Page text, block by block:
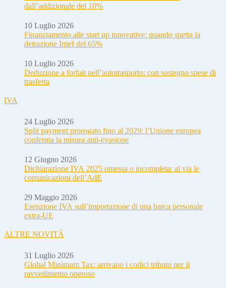
dall’addizionale del 10%
10 Luglio 2026
Finanziamento alle start up innovative: quando spetta la
detrazione Irpef del 65%
10 Luglio 2026
Deduzione a forfait nell’autotrasporto: con sostegno spese di
trasferta
IVA
24 Luglio 2026
Split payment prorogato fino al 2029: l’Unione europea
conferma la misura anti-evasione
12 Giugno 2026
Dichiarazione IVA 2025 omessa o incompleta: al via le
comunicazioni dell’AdE
29 Maggio 2026
Esenzione IVA sull’importazione di una barca personale
extra-UE
ALTRE NOVITÀ
31 Luglio 2026
Global Minimum Tax: arrivano i codici tributo per il
ravvedimento operoso